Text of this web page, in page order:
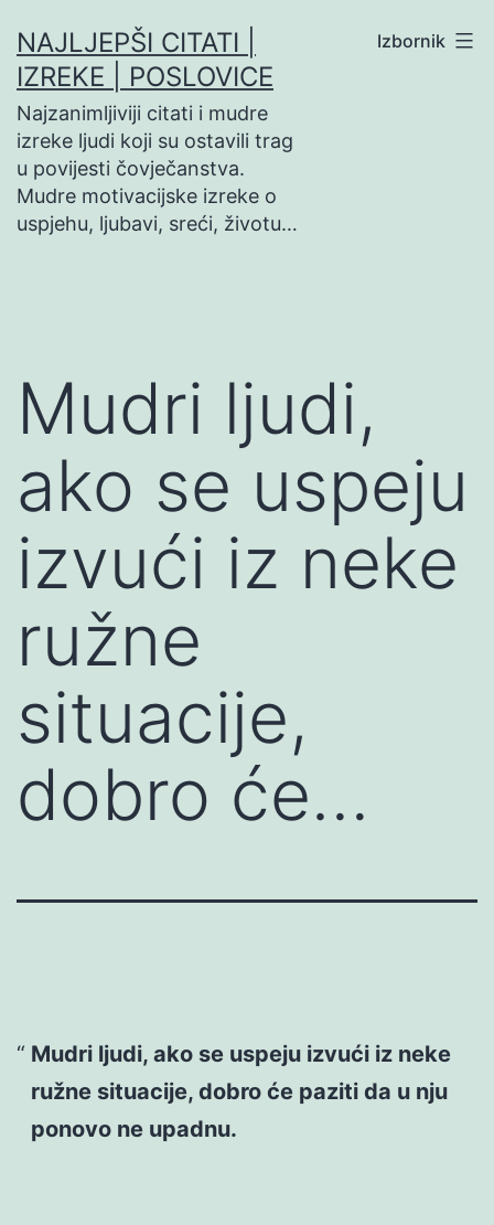
na
sadržaj
NAJLJEPŠI CITATI |
IZREKE | POSLOVICE
Najzanimljiviji citati i mudre
izreke ljudi koji su ostavili trag
u povijesti čovječanstva.
Mudre motivacijske izreke o
uspjehu, ljubavi, sreći, životu…
Izbornik
Mudri ljudi,
ako se uspeju
izvući iz neke
ružne
situacije,
dobro će…
Mudri ljudi, ako se uspeju izvući iz neke
ružne situacije, dobro će paziti da u nju
ponovo ne upadnu.